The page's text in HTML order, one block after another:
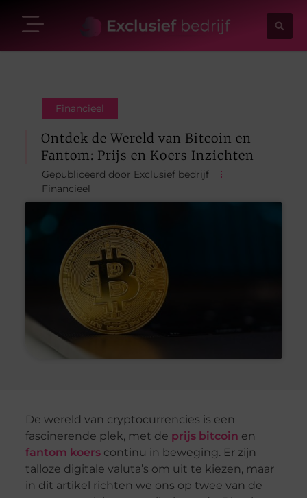
Financieel
Ontdek de Wereld van Bitcoin en
Fantom: Prijs en Koers Inzichten
Gepubliceerd door Exclusief bedrijf
Financieel
De wereld van cryptocurrencies is een
fascinerende plek, met de prijs bitcoin en
fantom koerscontinu in beweging. Er zijn
talloze digitale valuta’s om uit te kiezen, maar
in dit artikel richten we ons op twee van de